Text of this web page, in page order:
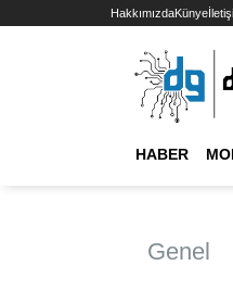
HakkımızdaKünye
HABER
Genel